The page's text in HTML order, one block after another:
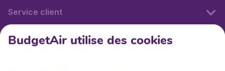
Service client
BudgetAir.fr
BudgetAir utilise des cookies